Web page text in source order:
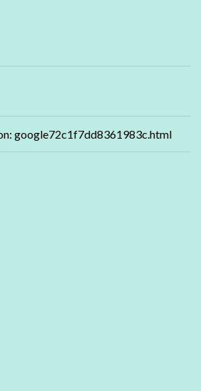
google72c1f7dd8361983c.html